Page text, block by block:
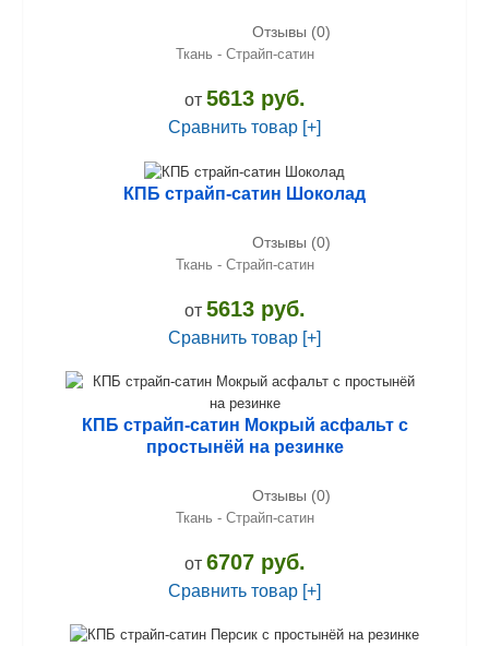
Отзывы (0)
Ткань - Страйп-сатин
от 5613 руб.
Сравнить товар [+]
КПБ страйп-сатин Шоколад
Отзывы (0)
Ткань - Страйп-сатин
от 5613 руб.
Сравнить товар [+]
КПБ страйп-сатин Мокрый асфальт с
простынёй на резинке
Отзывы (0)
Ткань - Страйп-сатин
от 6707 руб.
Сравнить товар [+]